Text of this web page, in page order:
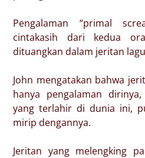
Pengalaman “primal
cintakasih dari kedua
dituangkan dalam jeritan
John mengatakan bahwa
hanya pengalaman
yang terlahir di dunia ini,
mirip dengannya.
Jeritan yang melengking